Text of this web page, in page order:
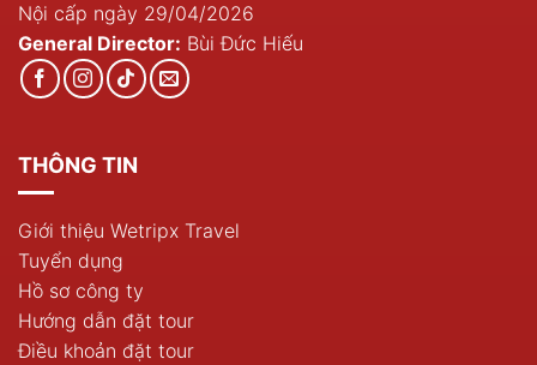
Nội cấp ngày 29/04/2026
General Director: Bùi Đức Hiếu
THÔNG TIN
Giới thiệu Wetripx Travel
Tuyển dụng
Hồ sơ công ty
Hướng dẫn đặt tour
Điều khoản đặt tour